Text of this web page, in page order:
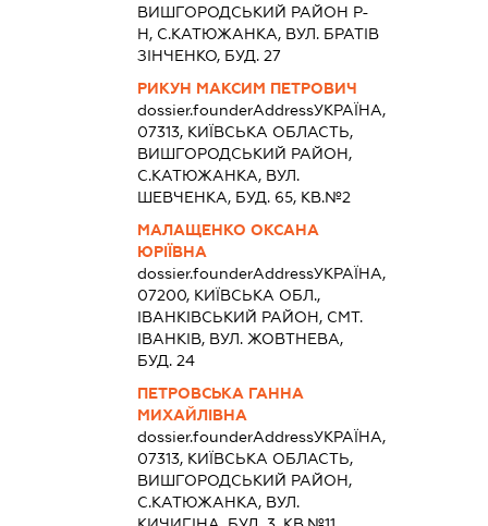
ВИШГОРОДСЬКИЙ РАЙОН Р-
Н, С.КАТЮЖАНКА, ВУЛ. БРАТІВ
ЗІНЧЕНКО, БУД. 27
РИКУН МАКСИМ ПЕТРОВИЧ
dossier.founderAddressУКРАЇНА,
07313, КИЇВСЬКА ОБЛАСТЬ,
ВИШГОРОДСЬКИЙ РАЙОН,
С.КАТЮЖАНКА, ВУЛ.
ШЕВЧЕНКА, БУД. 65, КВ.№2
МАЛАЩЕНКО ОКСАНА
ЮРІЇВНА
dossier.founderAddressУКРАЇНА,
07200, КИЇВСЬКА ОБЛ.,
IВАНКIВСЬКИЙ РАЙОН, СМТ.
ІВАНКІВ, ВУЛ. ЖОВТНЕВА,
БУД. 24
ПЕТРОВСЬКА ГАННА
МИХАЙЛІВНА
dossier.founderAddressУКРАЇНА,
07313, КИЇВСЬКА ОБЛАСТЬ,
ВИШГОРОДСЬКИЙ РАЙОН,
С.КАТЮЖАНКА, ВУЛ.